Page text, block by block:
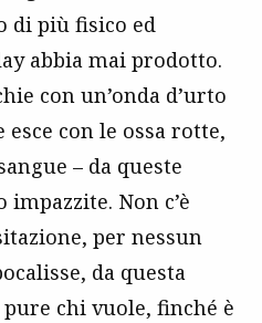
di più fisico ed
abbia mai prodotto.
con un’onda d’urto
con le ossa rotte,
– da queste
Non c’è
per nessun
da questa
chi vuole, finché è